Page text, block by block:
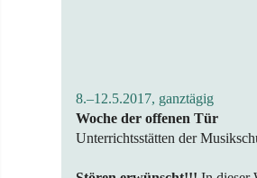
8.–12.5.2017, ganztägig
Woche der offenen Tür
Unterrichtsstätten der